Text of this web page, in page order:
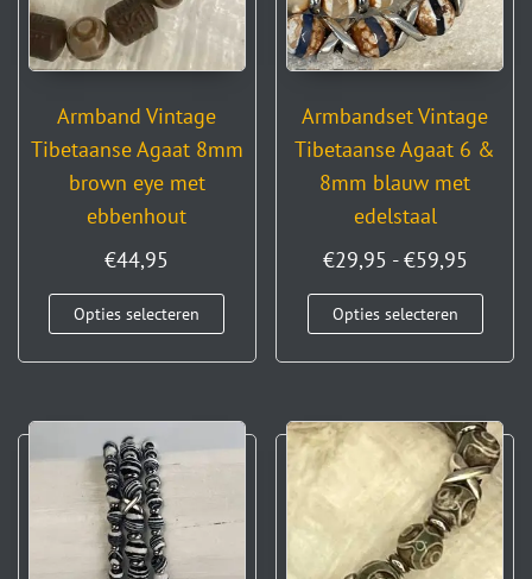
Armband Vintage
Tibetaanse Agaat 8mm
brown eye met
ebbenhout
€44,95
Opties selecteren
Armbandset Vintage
Tibetaanse Agaat 6 &
8mm blauw met
edelstaal
€29,95 - €59,95
Opties selecteren